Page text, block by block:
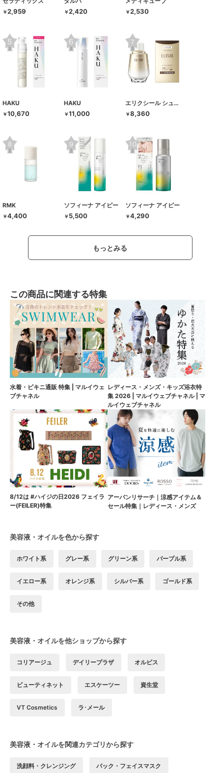
￥2,959 ￥2,420 ￥2,530
HAKU
￥10,670
HAKU
￥11,000
エリクシール シュペリエル
￥8,360
RMK
￥4,400
ソフィーナ アイピー
￥ 5,500
ソフィーナ アイピー
￥4,290
もっとみる
この商品に関連する特集
水着・ビキニ通販 特集 | マルイウェ
ブチャネル
レディース・メンズ・キッズ浴衣特
集 2026 | マルイウェブチャネル | マ
ルイウェブチャネル
8/12は #ハイジの日2026 フェイラ
ー(FEILER)特集
アーバンリサーチ｜涼感アイテム＆
セール特集｜レディース・メンズ
美容液・オイルを色から探す
ホワイト系 グレー系 グリーン系 パープル系
イエロー系 オレンジ系 シルバー系 ゴールド系
その他
美容液・オイルを他ショップから探す
コリアージュ デイリープラザ オルビス
ビューティネット エスケーツー 資生堂
VT Cosmetics ラ･メール
美容液・オイルを関連カテゴリから探す
洗顔料・クレンジング パック・フェイスマスク